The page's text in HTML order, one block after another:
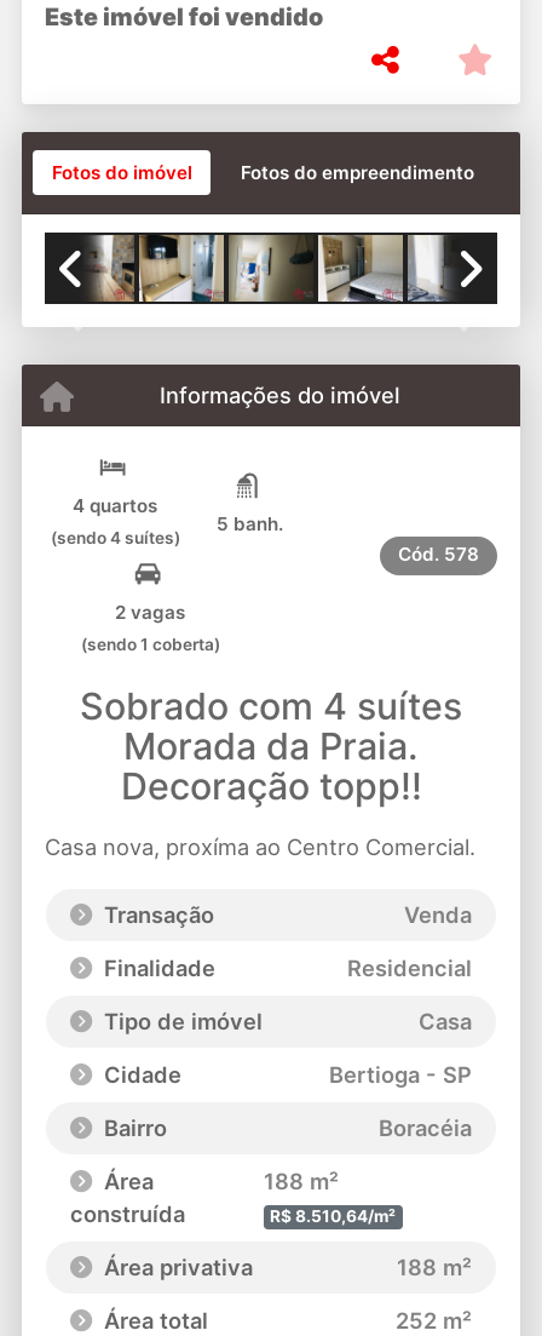
Este imóvel foi vendido
Fotos do imóvel Fotos do empreendimento
Previous Next
Informações do imóvel
4 quartos
(sendo 4 suítes)
5 banh.
2 vagas
(sendo 1 coberta)
Cód. 578
Sobrado com 4 suítes
Morada da Praia.
Decoração topp!!
Casa nova, proxíma ao Centro Comercial.
Transação
Venda
Finalidade
Residencial
Tipo de imóvel
Casa
Cidade
Bertioga - SP
Bairro
Boracéia
Área
construída
188 m²
R$ 8.510,64/m²
Área privativa
188 m²
Área total
252 m²